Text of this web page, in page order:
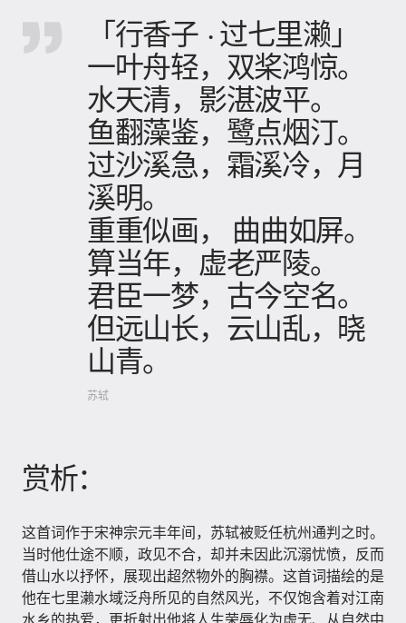
「行香子 · 过七里濑」
一叶舟轻，双桨鸿惊。
水天清，影湛波平。
鱼翻藻鉴，鹭点烟汀。
过沙溪急，霜溪冷，月
溪明。
重重似画， 曲曲如屏。
算当年，虚老严陵。
君臣一梦，古今空名。
但远山长，云山乱，晓
山青。
苏轼
赏析：
这首词作于宋神宗元丰年间，苏轼被贬任杭州通判之时。
当时他仕途不顺，政见不合，却并未因此沉溺忧愤，反而
借山水以抒怀，展现出超然物外的胸襟。这首词描绘的是
他在七里濑水域泛舟所见的自然风光，不仅饱含着对江南
水乡的热爱，更折射出他将人生荣辱化为虚无、从自然中